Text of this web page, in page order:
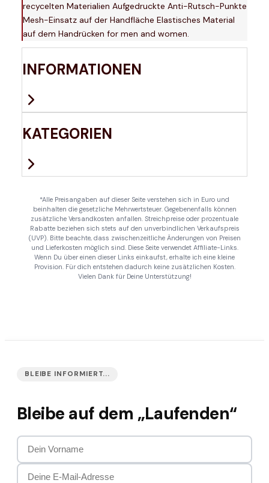
recycelten Materialien Aufgedruckte Anti-Rutsch-Punkte
Mesh-Einsatz auf der Handfläche Elastisches Material
auf dem Handrücken for men and women.
INFORMATIONEN
KATEGORIEN
*Alle Preisangaben auf dieser Seite verstehen sich in Euro und
beinhalten die gesetzliche Mehrwertsteuer. Gegebenenfalls können
zusätzliche Versandkosten anfallen. Streichpreise oder prozentuale
Rabatte beziehen sich stets auf den unverbindlichen Verkaufspreis
(UVP). Bitte beachte, dass zwischenzeitliche Änderungen von Preisen
und Lieferkosten möglich sind. Diese Seite verwendet Affiliate-Links.
Wenn Du über einen dieser Links einkaufst, erhalte ich eine kleine
Provision. Für dich entstehen dadurch keine zusätzlichen Kosten.
Vielen Dank für Deine Unterstützung!
BLEIBE INFORMIERT...
Bleibe auf dem „Laufenden“